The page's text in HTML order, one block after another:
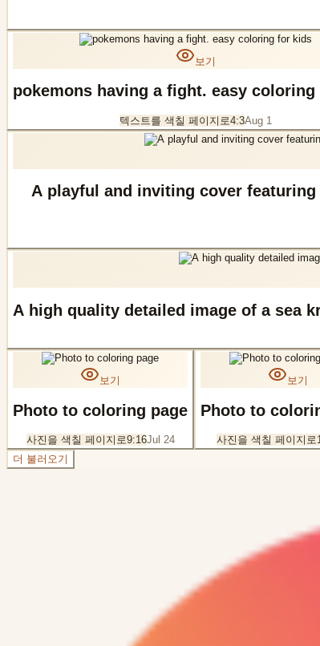
보기
pokemons having a fight.
텍스트를 색칠 페이지로4:3Aug 1
A playful and inviting cover
A high quality detailed image of a sea
보기
Photo to coloring page
사진을 색칠 페이지로9:16Jul 24
보기
Photo to
사진을 색칠 페이지로
더 불러오기